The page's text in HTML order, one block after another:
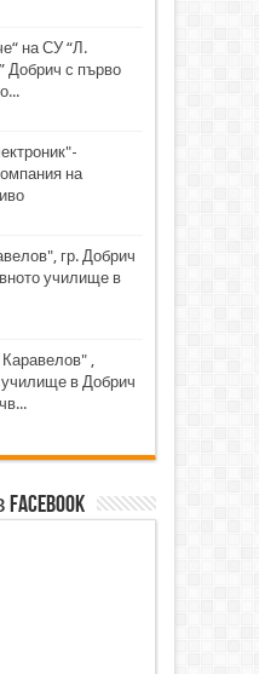
на СУ “Л.
Добрич с първо
на
гр. Добрич
училище в
,
в Добрич